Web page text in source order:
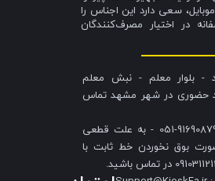
سعی دارد این اجناس را
در اختیار مصرف‌کنندگان
بلوار معلم - نبش معلم
حضوری در شهر مشهد تماس
شماره تماس: 91690879-051 - به علت قطعی
بوق نخوردن خط ثابت با